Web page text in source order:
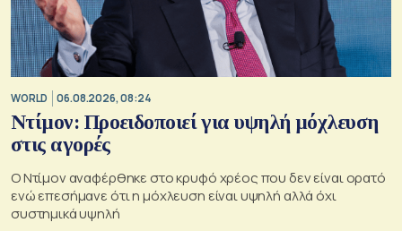
WORLD 06.08.2026, 08:24
Ντίμον: Προειδοποιεί για υψηλή μόχλευση
στις αγορές
Ο Ντίμον αναφέρθηκε στο κρυφό χρέος που δεν είναι ορατό
ενώ επεσήμανε ότι η μόχλευση είναι υψηλή αλλά όχι
συστημικά υψηλή